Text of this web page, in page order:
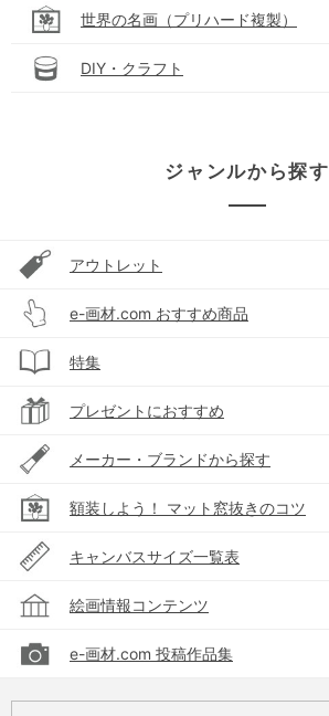
世界の名画（プリハード複製）
DIY・クラフト
ジャンルから探す
アウトレット
e-画材.com おすすめ商品
特集
プレゼントにおすすめ
メーカー・ブランドから探す
額装しよう！ マット窓抜きのコツ
キャンバスサイズ一覧表
絵画情報コンテンツ
e-画材.com 投稿作品集